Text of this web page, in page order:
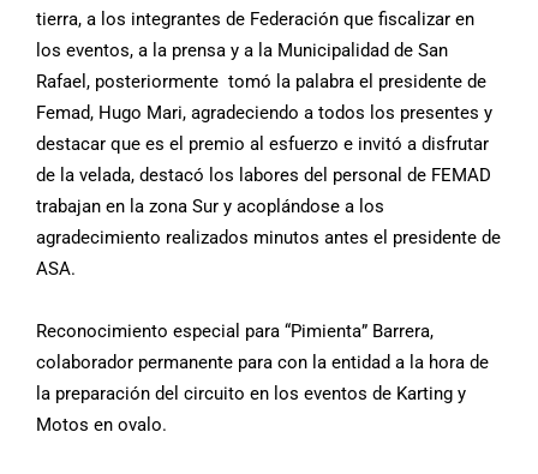
tierra, a los integrantes de Federación que fiscalizar en
los eventos, a la prensa y a la Municipalidad de San
Rafael, posteriormente tomó la palabra el presidente de
Femad, Hugo Mari, agradeciendo a todos los presentes y
destacar que es el premio al esfuerzo e invitó a disfrutar
de la velada, destacó los labores del personal de FEMAD
trabajan en la zona Sur y acoplándose a los
agradecimiento realizados minutos antes el presidente de
ASA.
Reconocimiento especial para “Pimienta” Barrera,
colaborador permanente para con la entidad a la hora de
la preparación del circuito en los eventos de Karting y
Motos en ovalo.